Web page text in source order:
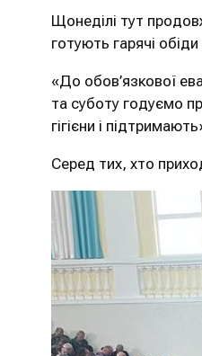
Щонеділі тут
готують гарячі
«До обов’язкової
та суботу годуємо
гігієни і
Серед тих, хто